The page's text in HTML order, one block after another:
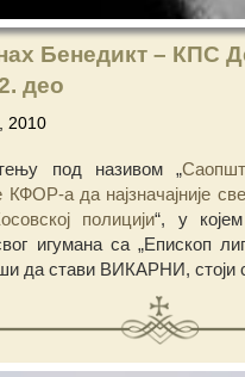
Бенедикт – КПС
део
2010
под називом „
КФОР-а да најзначајније
полицији“, у
игумана са „Епископ
да стави ВИКАРНИ, стоји